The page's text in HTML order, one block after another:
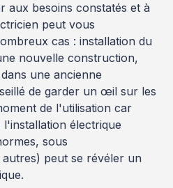
aux besoins constatés et à
peut vous
cas : installation du
nouvelle construction,
une ancienne
de garder un œil sur les
de l'utilisation car
électrique
sous
peut se révéler un